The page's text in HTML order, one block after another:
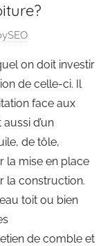
on doit investir
de celle-ci. Il
face aux
d’un
de tôle,
la mise en place
la construction.
toit ou bien
de comble et